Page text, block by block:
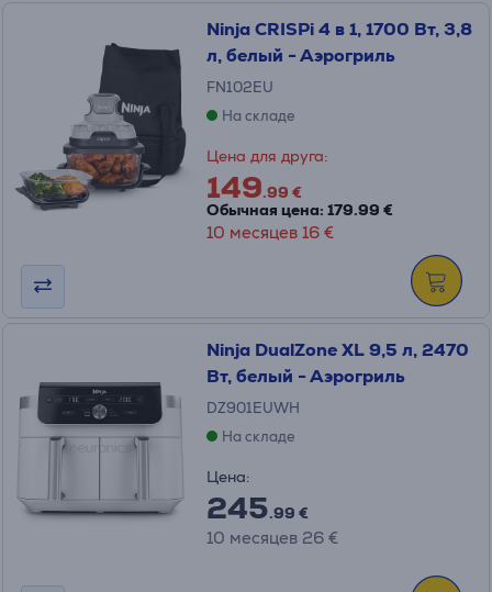
Ninja CRISPi 4 в 1, 1700 Вт, 3,8
л, белый - Аэрогриль
FN102EU
На складе
Цена для друга:
149.99 €
Обычная цена: 179.99 €
10 месяцев 16 €
Ninja DualZone XL 9,5 л, 2470
Вт, белый - Аэрогриль
DZ901EUWH
На складе
Цена:
245.99 €
10 месяцев 26 €